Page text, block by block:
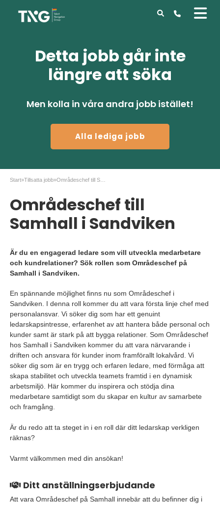
Detta jobb går inte
längre att söka
Men kolla in våra andra jobb istället!
Alla lediga jobb
Start»Tillsatta jobb»
Områdeschef till
Samhall i Sandviken
Är du en engagerad ledare som vill utveckla medarbetare
och kundrelationer? Sök rollen som Områdeschef på
Samhall i Sandviken.
En spännande möjlighet finns nu som Områdeschef i
Sandviken. I denna roll kommer du att vara första linje chef med
personalansvar. Vi söker dig som har ett genuint
ledarskapsintresse, erfarenhet av att hantera både personal och
kunder samt är stark på att bygga relationer. Som Områdeschef
hos Samhall i Sandviken kommer du att vara närvarande i
driften och ansvara för kunder inom framförallt lokalvård. Vi
söker dig som är en trygg och erfaren ledare, med förmåga att
skapa stabilitet och utveckla teamets framtid i en dynamisk
arbetsmiljö. Här kommer du inspirera och stödja dina
medarbetare samtidigt som du skapar en kultur av samarbete
och framgång.
Är du redo att ta steget in i en roll där ditt ledarskap verkligen
räknas?
Varmt välkommen med din ansökan!
Ditt anställningserbjudande
Att vara Områdeschef på Samhall innebär att du befinner dig i